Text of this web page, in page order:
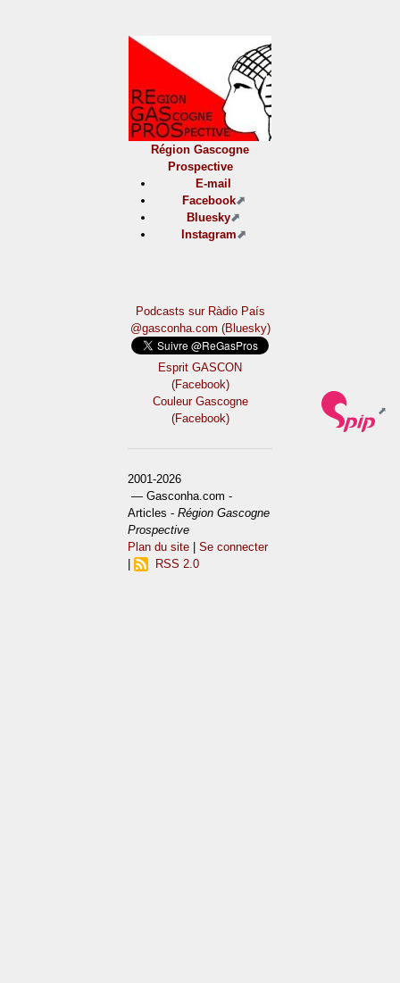
Région Gascogne
Prospective
E-mail
Facebook
Bluesky
Instagram
Podcasts sur Ràdio País
@gasconha.com (Bluesky)
Esprit GASCON
(Facebook)
Couleur Gascogne
(Facebook)
2001-2026
— Gasconha.com -
Articles -Région Gascogne
Prospective
Plan du site |Se connecter
RSS 2.0